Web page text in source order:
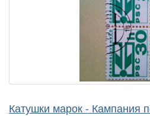
Катушки марок - Кампания